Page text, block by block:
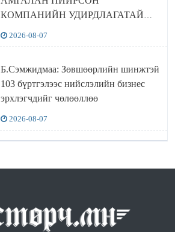
КОМПАНИЙН УДИРДЛАГАТАЙ
2026-08-07
Б.Сэмжидмаа: Зөвшөөрлийн шинжтэй
103 бүртгэлээс нийслэлийн бизнес
эрхлэгчдийг чөлөөллөө
2026-08-07